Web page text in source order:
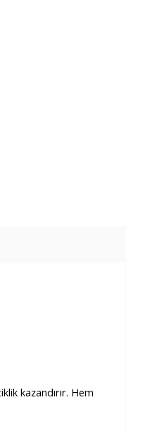
kazandırır. Hem